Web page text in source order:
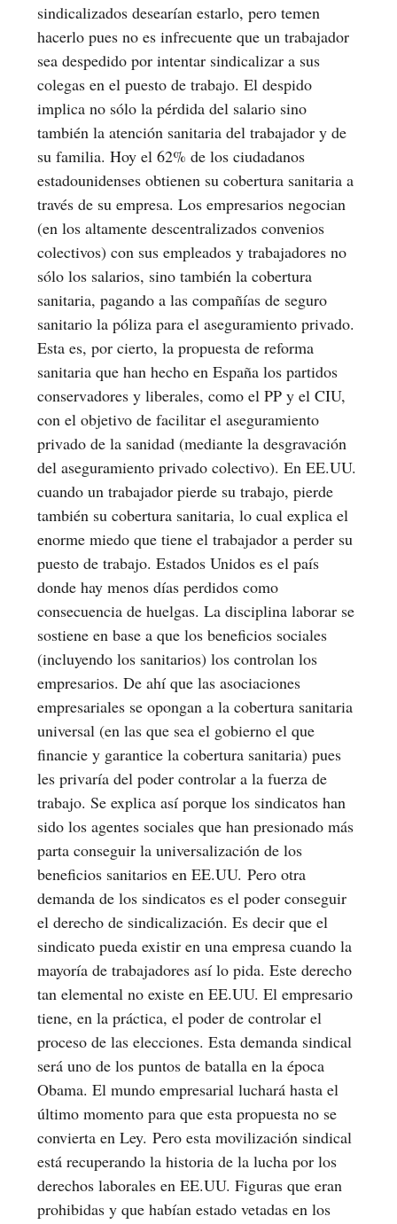
sindicalizados desearían estarlo, pero temen
hacerlo pues no es infrecuente que un trabajador
sea despedido por intentar sindicalizar a sus
colegas en el puesto de trabajo. El despido
implica no sólo la pérdida del salario sino
también la atención sanitaria del trabajador y de
su familia. Hoy el 62% de los ciudadanos
estadounidenses obtienen su cobertura sanitaria a
través de su empresa. Los empresarios negocian
(en los altamente descentralizados convenios
colectivos) con sus empleados y trabajadores no
sólo los salarios, sino también la cobertura
sanitaria, pagando a las compañías de seguro
sanitario la póliza para el aseguramiento privado.
Esta es, por cierto, la propuesta de reforma
sanitaria que han hecho en España los partidos
conservadores y liberales, como el PP y el CIU,
con el objetivo de facilitar el aseguramiento
privado de la sanidad (mediante la desgravación
del aseguramiento privado colectivo). En EE.UU.
cuando un trabajador pierde su trabajo, pierde
también su cobertura sanitaria, lo cual explica el
enorme miedo que tiene el trabajador a perder su
puesto de trabajo. Estados Unidos es el país
donde hay menos días perdidos como
consecuencia de huelgas. La disciplina laborar se
sostiene en base a que los beneficios sociales
(incluyendo los sanitarios) los controlan los
empresarios. De ahí que las asociaciones
empresariales se opongan a la cobertura sanitaria
universal (en las que sea el gobierno el que
financie y garantice la cobertura sanitaria) pues
les privaría del poder controlar a la fuerza de
trabajo. Se explica así porque los sindicatos han
sido los agentes sociales que han presionado más
parta conseguir la universalización de los
beneficios sanitarios en EE.UU. Pero otra
demanda de los sindicatos es el poder conseguir
el derecho de sindicalización. Es decir que el
sindicato pueda existir en una empresa cuando la
mayoría de trabajadores así lo pida. Este derecho
tan elemental no existe en EE.UU. El empresario
tiene, en la práctica, el poder de controlar el
proceso de las elecciones. Esta demanda sindical
será uno de los puntos de batalla en la época
Obama. El mundo empresarial luchará hasta el
último momento para que esta propuesta no se
convierta en Ley. Pero esta movilización sindical
está recuperando la historia de la lucha por los
derechos laborales en EE.UU. Figuras que eran
prohibidas y que habían estado vetadas en los